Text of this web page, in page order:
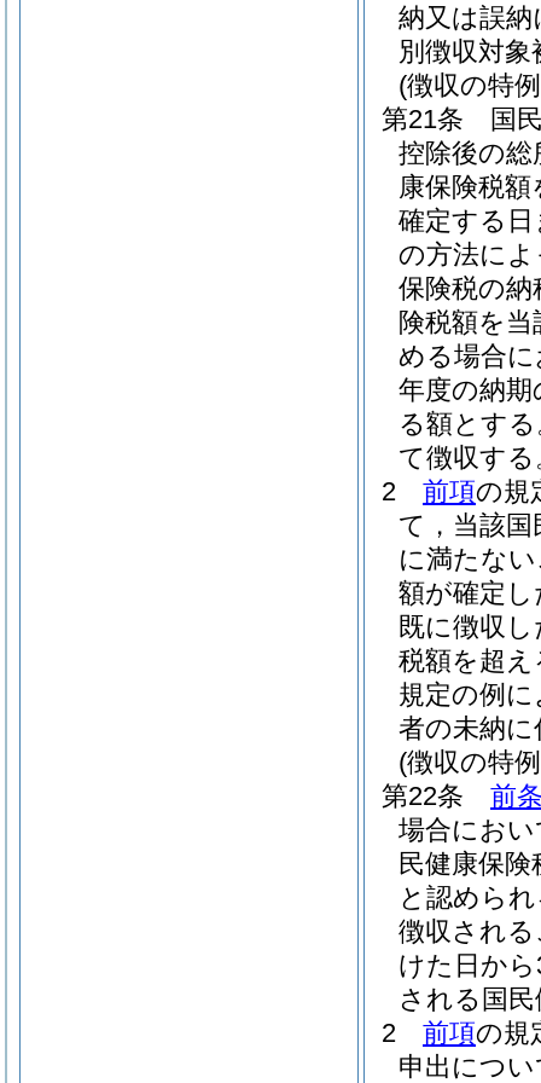
納又は誤
別徴収対
(徴収の特
第21条
国
控除後の
康保険税
確定する
の方法に
保険税の
険税額を
める場合
年度の納
る額とす
て徴収する
2
前項の規
て，当該
に満たな
額が確定
既に徴収
税額を超
規定の例
者の未納
(徴収の特
第22条
前
場合にお
民健康保
と認めら
徴収され
けた日か
される国
2
前項の規
申出につ